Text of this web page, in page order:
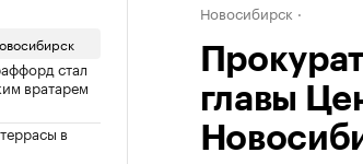
стал
вратарем
в
Новосибирск
главы